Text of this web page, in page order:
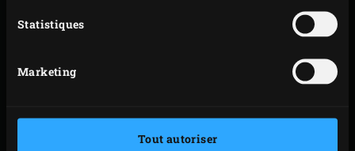
Statistiques
Marketing
Tout autoriser
préchauffer. Pendant ce temps, découpez le chorizo
émincez l’oignon et l’ail.
et l’ail dans le faitout, et faites revenir pendant
environ 3 minutes. Incorporez le riz Bomba et faites